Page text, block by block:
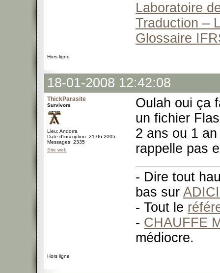
Laboratoire
Traduction –
Glossaire
Hors ligne
18-01-2008 12:42:08
ThickParasite
Survivors
Lieu: Andorra
Date d'inscription: 21-06-2005
Messages: 2335
Site web
Oulah oui ça
un fichier
2 ans ou 1
rappelle pas
- Dire tout
bas sur
- Tout le
- CHAUFFE
médiocre.
Hors ligne